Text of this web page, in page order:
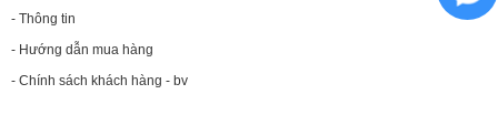
- Thông tin
- Hướng dẫn mua hàng
- Chính sách khách hàng - bv